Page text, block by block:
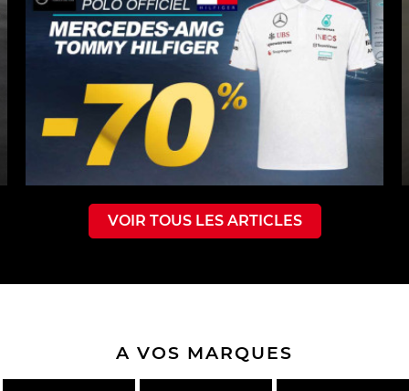
VOIR TOUS LES ARTICLES
A VOS MARQUES